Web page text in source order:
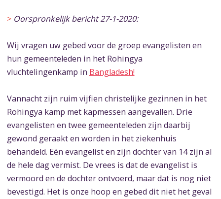
>Oorspronkelijk bericht 27-1-2020:
Wij vragen uw gebed voor de groep evangelisten en
hun gemeenteleden in het Rohingya
vluchtelingenkamp in Bangladesh!
Vannacht zijn ruim vijfien christelijke gezinnen in het
Rohingya kamp met kapmessen aangevallen. Drie
evangelisten en twee gemeenteleden zijn daarbij
gewond geraakt en worden in het ziekenhuis
behandeld. Eén evangelist en zijn dochter van 14 zijn al
de hele dag vermist. De vrees is dat de evangelist is
vermoord en de dochter ontvoerd, maar dat is nog niet
bevestigd. Het is onze hoop en gebed dit niet het geval